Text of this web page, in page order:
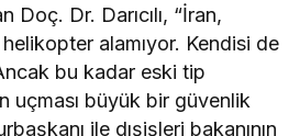
Doç. Dr. Darıcılı, “İran,
alamıyor. Kendisi de
bu kadar eski tip
uçması büyük bir güvenlik
ile dışişleri bakanının